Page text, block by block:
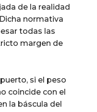
de la realidad
normativa
todas las
margen de
si el peso
coincide con el
la báscula del